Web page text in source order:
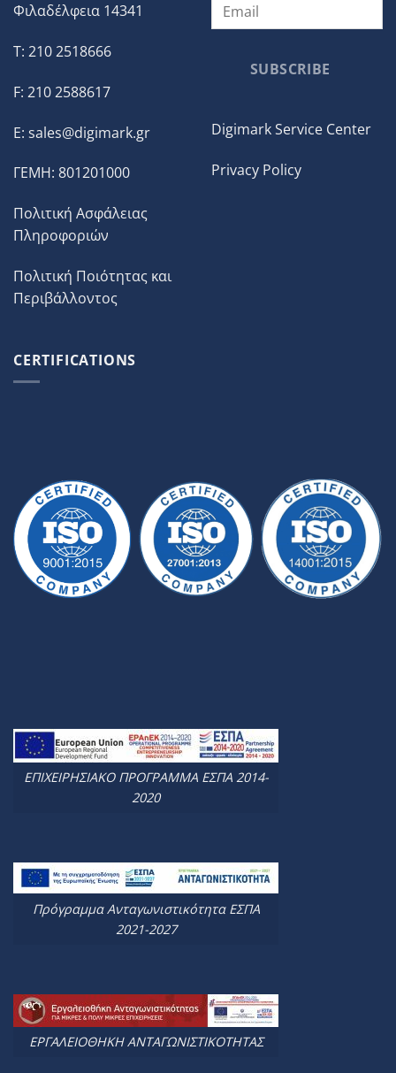
Φιλαδέλφεια 14341
T: 210 2518666
F: 210 2588617
E: sales@digimark.gr
ΓΕΜΗ: 801201000
Πολιτική Ασφάλειας
Πληροφοριών
Πολιτική Ποιότητας και
Περιβάλλοντος
SUBSCRIBE
Digimark Service Center
Privacy Policy
CERTIFICATIONS
ΕΠΙΧΕΙΡΗΣΙΑΚΟ ΠΡΟΓΡΑΜΜΑ ΕΣΠΑ 2014-
2020
Πρόγραμμα Ανταγωνιστικότητα ΕΣΠΑ
2021-2027
ΕΡΓΑΛΕΙΟΘΗΚΗ ΑΝΤΑΓΩΝΙΣΤΙΚΟΤΗΤΑΣ